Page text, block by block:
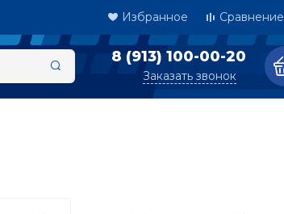
Избранное Сравнение
8 (913) 100-00-20
Заказать звонок